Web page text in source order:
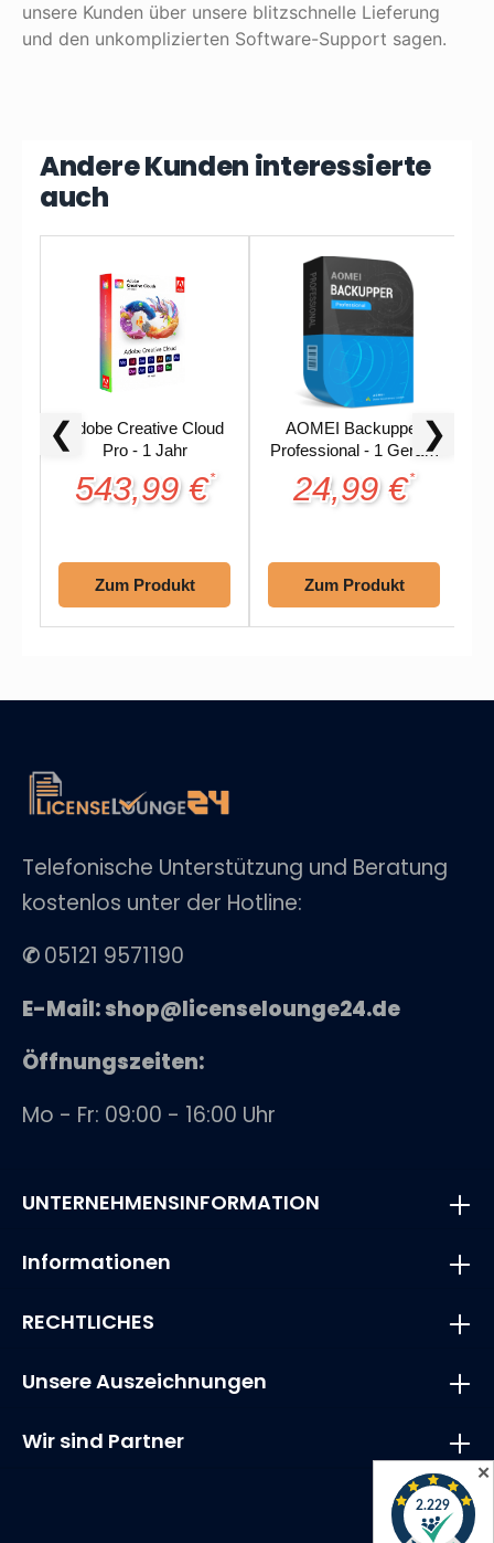
unsere Kunden über unsere blitzschnelle Lieferung
und den unkomplizierten Software-Support sagen.
Andere Kunden interessierte
auch
❮Adobe Creative Cloud
Pro - 1 Jahr
543,99 €*
Zum Produkt
AOMEI Backupper
Professional - 1 Gerät -
24,99 € *
Zum Produkt
❯
Telefonische Unterstützung und Beratung
kostenlos unter der Hotline:
✆05121 9571190
E-Mail: shop@licenselounge24.de
Öffnungszeiten:
Mo - Fr: 09:00 - 16:00 Uhr
UNTERNEHMENSINFORMATION
Informationen
RECHTLICHES
Unsere Auszeichnungen
Wir sind Partner
✕